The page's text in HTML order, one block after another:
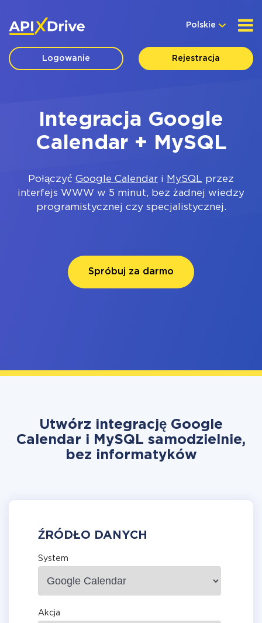
Polskie
Logowanie Rejestracja
Integracja Google
Calendar + MySQL
Połączyć Google Calendar i MySQL przez
interfejs WWW w 5 minut, bez żadnej wiedzy
programistycznej czy specjalistycznej.
Spróbuj za darmo
Utwórz integrację Google
Calendar i MySQL samodzielnie,
bez informatyków
ŹRÓDŁO DANYCH
System
Akcja